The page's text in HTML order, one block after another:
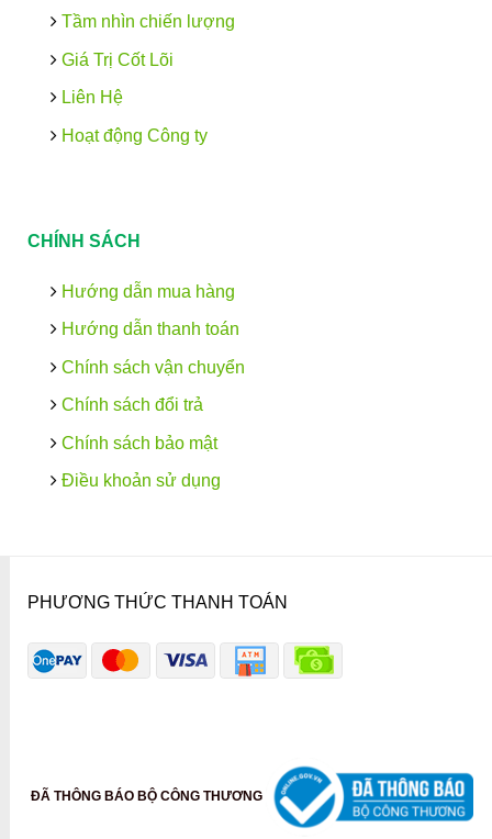
Tầm nhìn chiến lượng
Giá Trị Cốt Lõi
Liên Hệ
Hoạt động Công ty
CHÍNH SÁCH
Hướng dẫn mua hàng
Hướng dẫn thanh toán
Chính sách vận chuyển
Chính sách đổi trả
Chính sách bảo mật
Điều khoản sử dụng
PHƯƠNG THỨC THANH TOÁN
ĐÃ THÔNG BÁO BỘ CÔNG THƯƠNG